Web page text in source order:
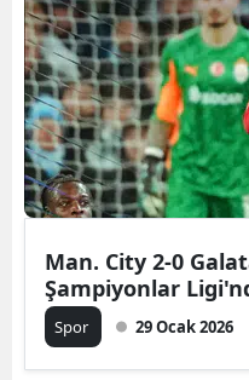
Man. City 2-0
Şampiyonlar
Spor 29 Ocak 2026